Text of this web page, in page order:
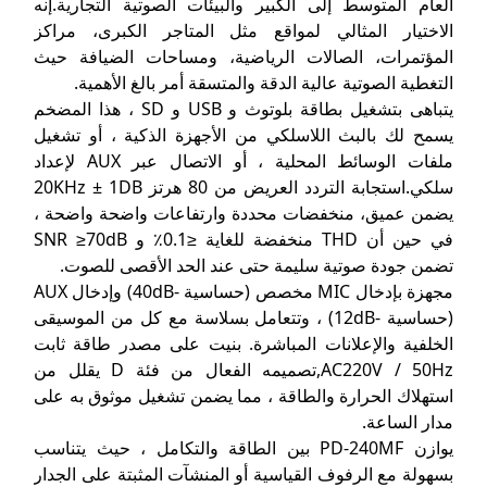
الاختيار المثالي لمواقع مثل المتاجر الكبرى، مراكز
المؤتمرات، الصالات الرياضية، ومساحات الضيافة حيث
التغطية الصوتية عالية الدقة والمتسقة أمر بالغ الأهمية.
يتباهى بتشغيل بطاقة بلوتوث و USB و SD ، هذا المضخم
يسمح لك بالبث اللاسلكي من الأجهزة الذكية ، أو تشغيل
ملفات الوسائط المحلية ، أو الاتصال عبر AUX لإعداد
سلكي.استجابة التردد العريض من 80 هرتز 20KHz ± 1DB
يضمن عميق، منخفضات محددة وارتفاعات واضحة واضحة ،
في حين أن THD منخفضة للغاية ≤0.1٪ و SNR ≥70dB
تضمن جودة صوتية سليمة حتى عند الحد الأقصى للصوت.
مجهزة بإدخال MIC مخصص (حساسية -40dB) وإدخال AUX
(حساسية -12dB) ، وتتعامل بسلاسة مع كل من الموسيقى
الخلفية والإعلانات المباشرة. بنيت على مصدر طاقة ثابت
AC220V / 50Hz,تصميمه الفعال من فئة D يقلل من
استهلاك الحرارة والطاقة ، مما يضمن تشغيل موثوق به على
مدار الساعة.
يوازن PD-240MF بين الطاقة والتكامل ، حيث يتناسب
بسهولة مع الرفوف القياسية أو المنشآت المثبتة على الجدار